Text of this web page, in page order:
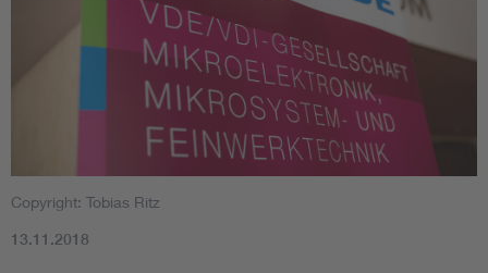
Copyright: Tobias Ritz
13.11.2018